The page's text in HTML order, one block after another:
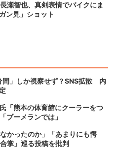
瀬智也、真剣表情でバイクにま
ン見」ショット
間」しか視察せず？SNS拡散 内
「熊本の体育館にクーラーをつ
ブーメランでは」
かったのか」「あまりにも愕
掌」巡る投稿を批判